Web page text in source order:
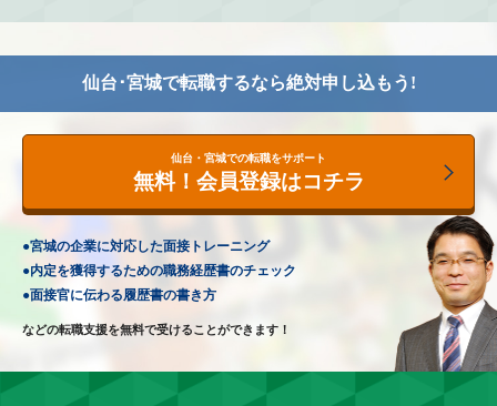
仙台･宮城で転職するなら絶対申し込もう!
仙台・宮城での転職をサポート
無料！会員登録はコチラ
●宮城の企業に対応した面接トレーニング
●内定を獲得するための職務経歴書のチェック
●面接官に伝わる履歴書の書き方
などの転職支援を無料で受けることができます！